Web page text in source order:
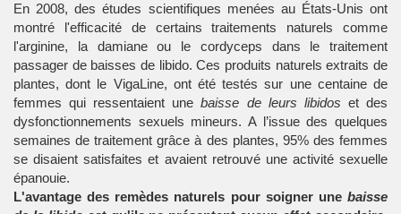
En 2008, des études scientifiques menées au États-Unis ont
montré l'efficacité de certains traitements naturels comme
l'arginine, la damiane ou le cordyceps dans le traitement
passager de baisses de libido. Ces produits naturels extraits de
plantes, dont le VigaLine, ont été testés sur une centaine de
femmes qui ressentaient unebaisse de leurs libidos et des
dysfonctionnements sexuels mineurs. A l’issue des quelques
semaines de traitement grâce à des plantes, 95% des femmes
se disaient satisfaites et avaient retrouvé une activité sexuelle
épanouie.
L'avantage des remèdes naturels pour soigner une baisse